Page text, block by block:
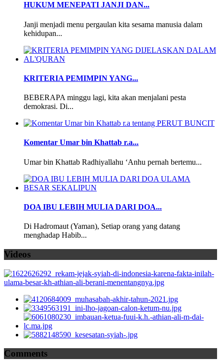
HUKUM MENEPATI JANJI DAN...
Janji menjadi menu pergaulan kita sesama manusia dalam
kehidupan...
KRITERIA PEMIMPIN YANG...
BEBERAPA minggu lagi, kita akan menjalani pesta
demokrasi. Di...
Komentar Umar bin Khattab r.a...
Umar bin Khattab Radhiyallahu ‘Anhu pernah bertemu...
DOA IBU LEBIH MULIA DARI DOA...
Di Hadromaut (Yaman), Setiap orang yang datang
menghadap Habib...
Videos
Comments